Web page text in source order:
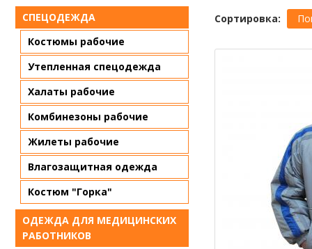
СПЕЦОДЕЖДА
Костюмы рабочие
Утепленная спецодежда
Халаты рабочие
Комбинезоны рабочие
Жилеты рабочие
Влагозащитная одежда
Костюм "Горка"
ОДЕЖДА ДЛЯ МЕДИЦИНСКИХ
РАБОТНИКОВ
Сортировка: